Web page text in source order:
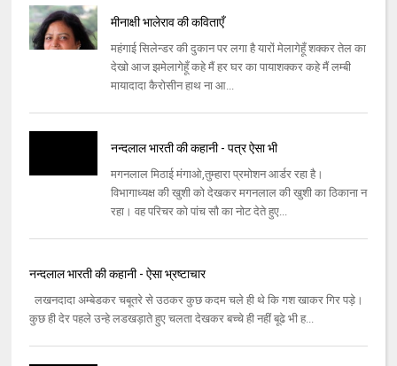
मीनाक्षी भालेराव की कविताएँ
महंगाई सिलेन्डर की दुकान पर लगा है यारों मेलागेहूँ शक्कर तेल का
देखो आज झमेलागेहूँ कहे मैं हर घर का पायाशक्कर कहे मैं लम्बी
मायादादा कैरोसीन हाथ ना आ...
नन्‍दलाल भारती की कहानी - पत्र ऐसा भी
मगनलाल मिठाई मंगाओ,तुम्‍हारा प्रमोशन आर्डर रहा है।
विभागाध्‍यक्ष की खुशी को देखकर मगनलाल की खुशी का ठिकाना न
रहा। वह परिचर को पांच सौ का नोट देते हुए...
नन्‍दलाल भारती की कहानी - ऐसा भ्रष्टाचार
लखनदादा अम्‍बेडकर चबूतरे से उठकर कुछ कदम चले ही थे कि गश खाकर गिर पड़े।
कुछ ही देर पहले उन्‍हे लडखड़ाते हुए चलता देखकर बच्‍चे ही नहीं बूढे भी ह...